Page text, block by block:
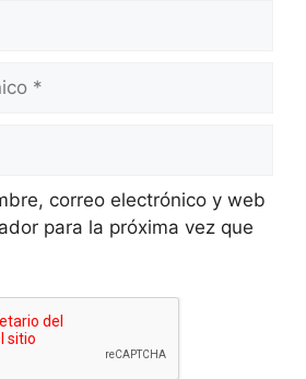
correo electrónico y web
para la próxima vez que